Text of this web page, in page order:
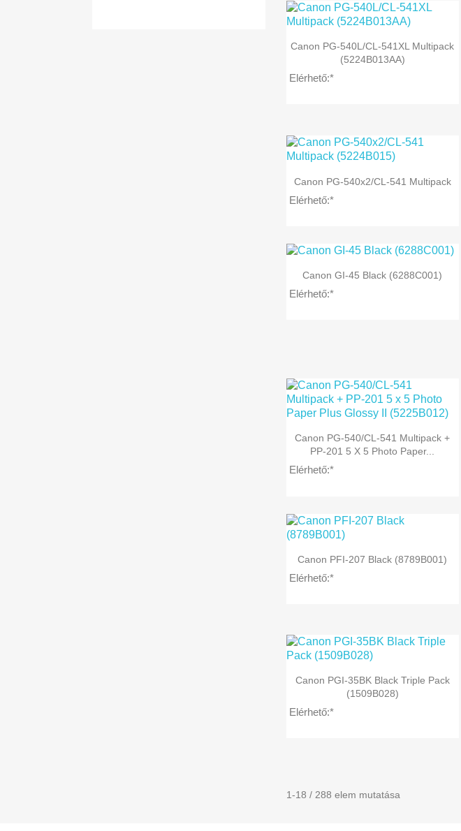
 Előnézet
Canon PG-540L/CL-541XL Multipack
(5224B013AA)
Elérhető:*
 Előnézet
Canon PG-540x2/CL-541 Multipack
Elérhető:*
 Előnézet
Canon GI-45 Black (6288C001)
Elérhető:*
 Előnézet
Canon PG-540/CL-541 Multipack +
PP-201 5 X 5 Photo Paper...
Elérhető:*
 Előnézet
Canon PFI-207 Black (8789B001)
Elérhető:*
 Előnézet
Canon PGI-35BK Black Triple Pack
(1509B028)
Elérhető:*
1-18 / 288 elem mutatása